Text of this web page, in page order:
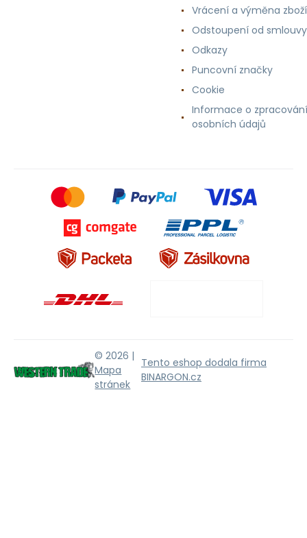
Vrácení a výměna zboží
Odstoupení od smlouvy
Odkazy
Puncovní značky
Cookie
Informace o zpracování
osobních údajů
© 2026 |
Mapa
stránek
Tento eshop dodala firma
BINARGON.cz